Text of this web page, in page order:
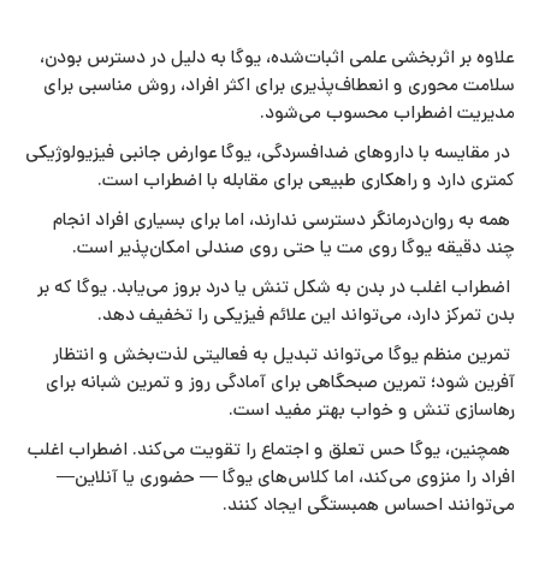
علاوه بر اثربخشی علمی اثبات‌شده، یوگا به دلیل در دسترس بودن،
سلامت‌ محوری و انعطاف‌پذیری برای اکثر افراد، روش مناسبی برای
مدیریت اضطراب محسوب می‌شود.
در مقایسه با داروهای ضدافسردگی، یوگا عوارض جانبی فیزیولوژیکی
کمتری دارد و راهکاری طبیعی برای مقابله با اضطراب است.
همه به روان‌درمانگر دسترسی ندارند، اما برای بسیاری افراد انجام
چند دقیقه یوگا روی مت یا حتی روی صندلی امکان‌پذیر است.
اضطراب اغلب در بدن به شکل تنش یا درد بروز می‌یابد. یوگا که بر
بدن تمرکز دارد، می‌تواند این علائم فیزیکی را تخفیف دهد.
تمرین منظم یوگا می‌تواند تبدیل به فعالیتی لذت‌بخش و انتظار
آفرین شود؛ تمرین صبحگاهی برای آمادگی روز و تمرین شبانه برای
رهاسازی تنش و خواب بهتر مفید است.
همچنین، یوگا حس تعلق و اجتماع را تقویت می‌کند. اضطراب اغلب
افراد را منزوی می‌کند، اما کلاس‌های یوگا — حضوری یا آنلاین—
می‌توانند احساس همبستگی ایجاد کنند.